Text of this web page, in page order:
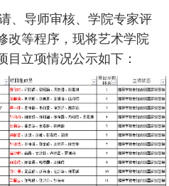
导师审核、学院专家评
改等程序，现将艺术学院
目立项情况公示如下：